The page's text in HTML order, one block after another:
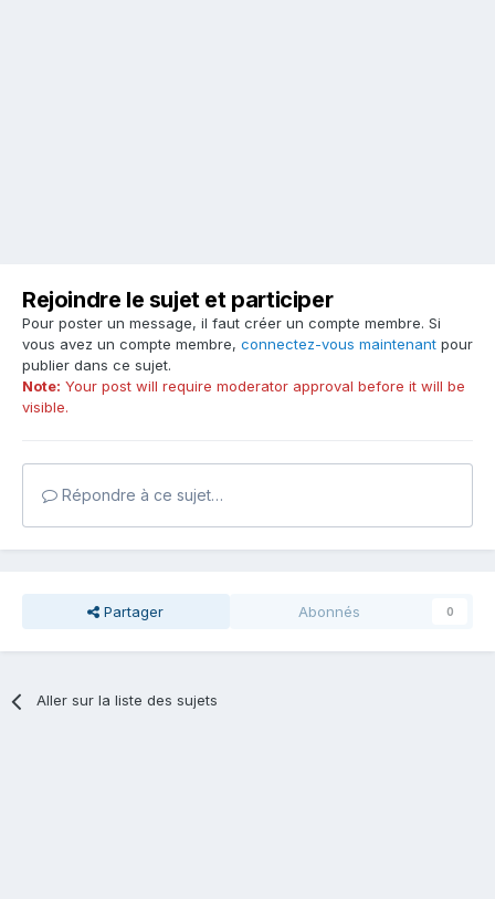
Rejoindre le sujet et participer
Pour poster un message, il faut créer un compte membre. Si
vous avez un compte membre, connectez-vous maintenant pour
publier dans ce sujet.
Note: Your post will require moderator approval before it will be
visible.
Répondre à ce sujet…
Partager Abonnés 0
Aller sur la liste des sujets